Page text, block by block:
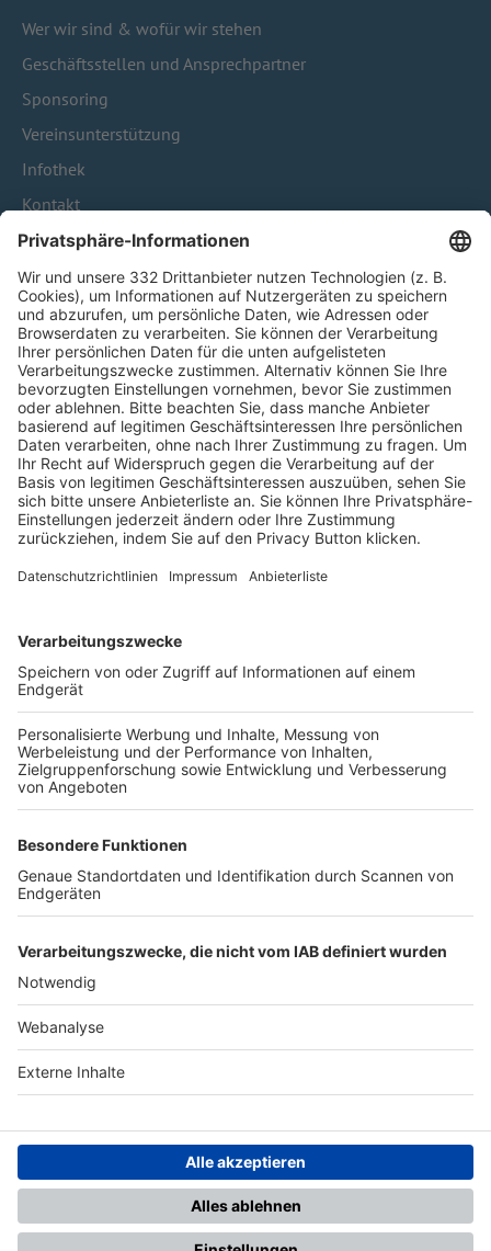
Wer wir sind & wofür wir stehen
Geschäftsstellen und Ansprechpartner
Sponsoring
Vereinsunterstützung
Infothek
Kontakt
HÄUFIG BESUCHTE SEITEN
Pässe und Vereinswechsel
Trainerausbildung
Schulungsangebot Vereinsmitarbeiter
BFV-Geschäftsstellen
Trainerbörse
Login SpielPlus
FOLGE DEM BFV
TOP-VEREINE
TOP-PARTNER
Nutzungsbedingungen Datenschutz Impressum